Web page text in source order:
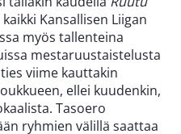
Kansallisen Liigan
myös tallenteina
mestaruustaistelusta
viime kauttakin
ellei kuudenkin,
Tasoero
ryhmien välillä saattaa